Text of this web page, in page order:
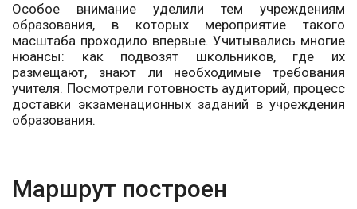
Особое внимание уделили тем учреждениям
образования, в которых мероприятие такого
масштаба проходило впервые. Учитывались многие
нюансы: как подвозят школьников, где их
размещают, знают ли необходимые требования
учителя. Посмотрели готовность аудиторий, процесс
доставки экзаменационных заданий в учреждения
образования.
Маршрут построен